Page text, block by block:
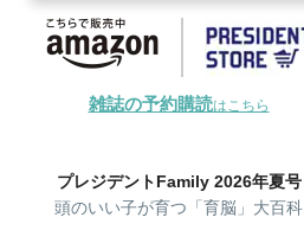
雑誌の予約購読はこちら
プレジデントFamily 2026年夏号
頭のいい子が育つ「育脳」大百科